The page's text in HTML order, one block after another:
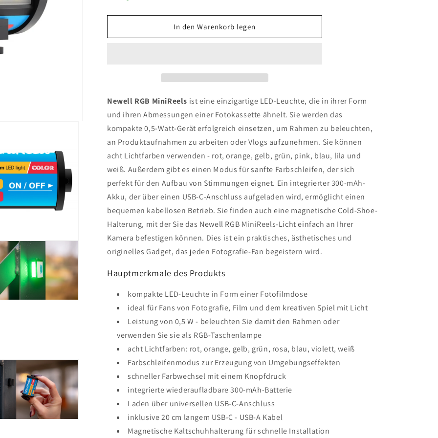
In den Warenkorb legen
Newell RGB MiniReels ist eine einzigartige LED-Leuchte, die in ihrer Form
und ihren Abmessungen einer Fotokassette ähnelt. Sie werden das
kompakte 0,5-Watt-Gerät erfolgreich einsetzen, um Rahmen zu beleuchten,
an Produktaufnahmen zu arbeiten oder Vlogs aufzunehmen. Sie können
acht Lichtfarben verwenden - rot, orange, gelb, grün, pink, blau, lila und
weiß. Außerdem gibt es einen Modus für sanfte Farbschleifen, der sich
perfekt für den Aufbau von Stimmungen eignet. Ein integrierter 300-mAh-
Akku, der über einen USB-C-Anschluss aufgeladen wird, ermöglicht einen
bequemen kabellosen Betrieb. Sie finden auch eine magnetische Cold-Shoe-
Halterung, mit der Sie das Newell RGB MiniReels-Licht einfach an Ihrer
Kamera befestigen können. Dies ist ein praktisches, ästhetisches und
originelles Gadget, das jeden Fotografie-Fan begeistern wird.
Hauptmerkmale des Produkts
kompakte LED-Leuchte in Form einer Fotofilmdose
ideal für Fans von Fotografie, Film und dem kreativen Spiel mit Licht
Leistung von 0,5 W - beleuchten Sie damit den Rahmen oder
verwenden Sie sie als RGB-Taschenlampe
acht Lichtfarben: rot, orange, gelb, grün, rosa, blau, violett, weiß
Farbschleifenmodus zur Erzeugung von Umgebungseffekten
schneller Farbwechsel mit einem Knopfdruck
integrierte wiederaufladbare 300-mAh-Batterie
Laden über universellen USB-C-Anschluss
inklusive 20 cm langem USB-C - USB-A Kabel
Magnetische Kaltschuhhalterung für schnelle Installation